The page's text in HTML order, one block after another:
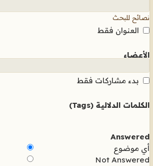
نصائح للبحث
العنوان فقط
الأعضاء
بدء مشاركات فقط
الكلمات الدلالية (Tags)
Answered
أي موضوع
Not Answered